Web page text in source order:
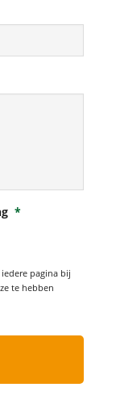
*
pagina bij
te hebben